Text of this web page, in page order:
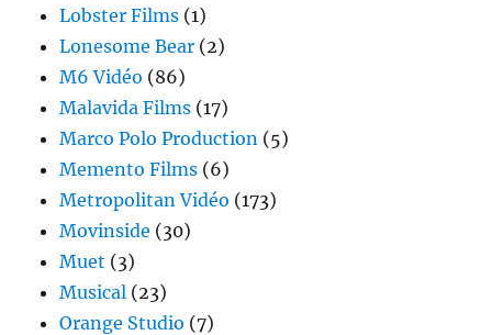
Lobster Films (1)
Lonesome Bear (2)
M6 Vidéo (86)
Malavida Films (17)
Marco Polo Production (5)
Memento Films (6)
Metropolitan Vidéo (173)
Movinside (30)
Muet (3)
Musical (23)
Orange Studio (7)